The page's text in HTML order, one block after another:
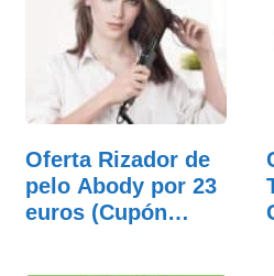
Oferta Rizador de
pelo Abody por 23
euros (Cupón